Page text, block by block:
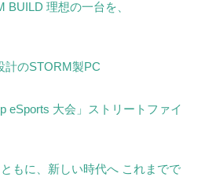
BUILD 理想の一台を、
計のSTORM製PC
eSports 大会」ストリートファイ
もに、新しい時代へ これまでで